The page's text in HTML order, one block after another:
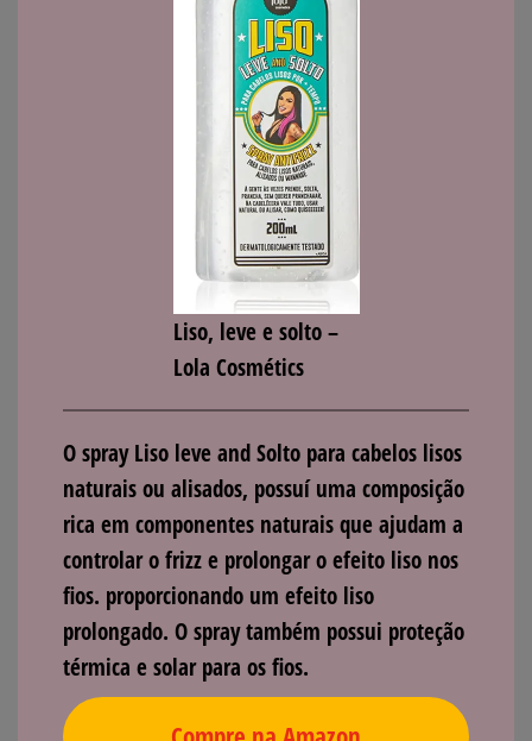
Liso, leve e solto –
Lola Cosmétics
O spray Liso leve and Solto para cabelos lisos
naturais ou alisados, possuí uma composição
rica em componentes naturais que ajudam a
controlar o frizz e prolongar o efeito liso nos
fios. proporcionando um efeito liso
prolongado. O spray também possui proteção
térmica e solar para os fios.